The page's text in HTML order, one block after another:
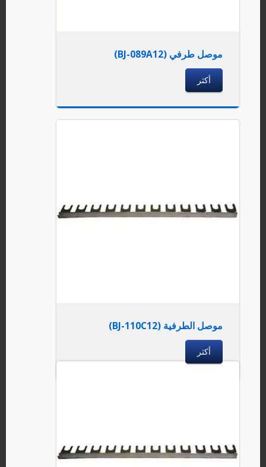
موصل طرفي (BJ-089A12)
أكثر
موصل الطرفية (BJ-110C12)
أكثر